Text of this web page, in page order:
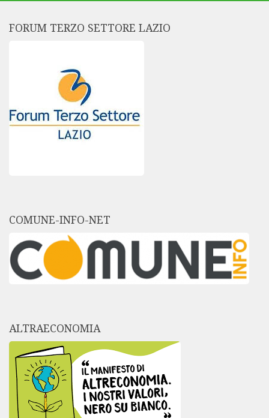
FORUM TERZO SETTORE LAZIO
COMUNE-INFO-NET
ALTRAECONOMIA